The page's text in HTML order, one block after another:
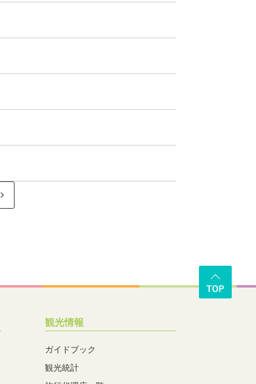
観光情報
ガイドブック
観光統計